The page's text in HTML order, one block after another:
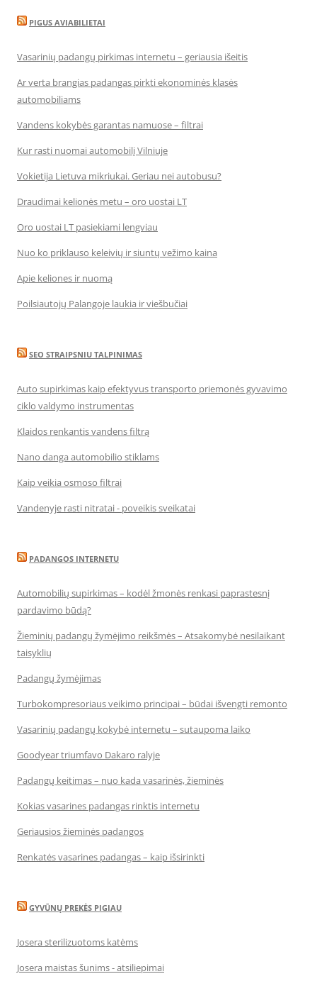
PIGUS AVIABILIETAI
Vasarinių padangų pirkimas internetu – geriausia išeitis
Ar verta brangias padangas pirkti ekonominės klasės
automobiliams
Vandens kokybės garantas namuose – filtrai
Kur rasti nuomai automobilį Vilniuje
Vokietija Lietuva mikriukai. Geriau nei autobusu?
Draudimai kelionės metu – oro uostai LT
Oro uostai LT pasiekiami lengviau
Nuo ko priklauso keleivių ir siuntų vežimo kaina
Apie keliones ir nuomą
Poilsiautojų Palangoje laukia ir viešbučiai
SEO STRAIPSNIU TALPINIMAS
Auto supirkimas kaip efektyvus transporto priemonės gyvavimo
ciklo valdymo instrumentas
Klaidos renkantis vandens filtrą
Nano danga automobilio stiklams
Kaip veikia osmoso filtrai
Vandenyje rasti nitratai - poveikis sveikatai
PADANGOS INTERNETU
Automobilių supirkimas – kodėl žmonės renkasi paprastesnį
pardavimo būdą?
Žieminių padangų žymėjimo reikšmės – Atsakomybė nesilaikant
taisyklių
Padangų žymėjimas
Turbokompresoriaus veikimo principai – būdai išvengti remonto
Vasarinių padangų kokybė internetu – sutaupoma laiko
Goodyear triumfavo Dakaro ralyje
Padangų keitimas – nuo kada vasarinės, žieminės
Kokias vasarines padangas rinktis internetu
Geriausios žieminės padangos
Renkatės vasarines padangas – kaip išsirinkti
GYVŪNŲ PREKĖS PIGIAU
Josera sterilizuotoms katėms
Josera maistas šunims - atsiliepimai